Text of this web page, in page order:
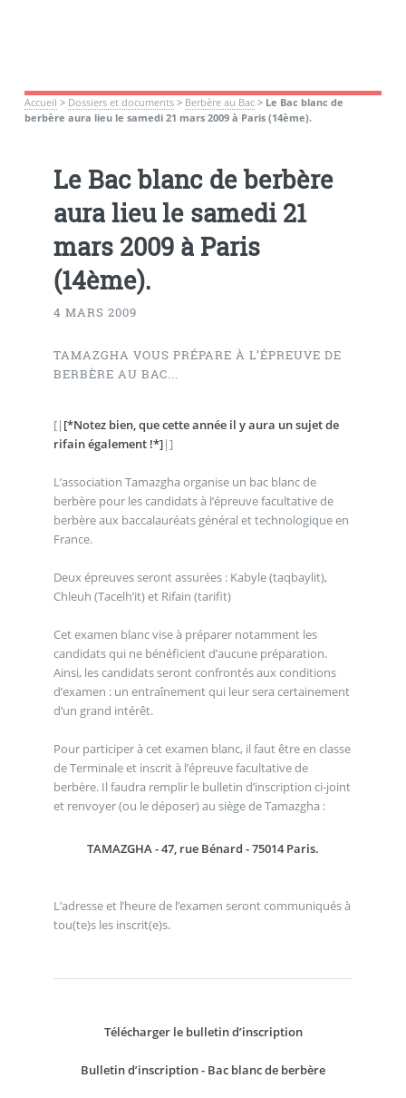
Accueil > Dossiers et documents> Berbère au Bac> Le Bac blanc de
berbère aura lieu le samedi 21 mars 2009 à Paris (14ème).
Le Bac blanc de berbère
aura lieu le samedi 21
mars 2009 à Paris
(14ème).
4 MARS 2009
TAMAZGHA VOUS PRÉPARE À L’ÉPREUVE DE
BERBÈRE AU BAC...
[| [*Notez bien, que cette année il y aura un sujet de
rifain également !*]|]
L’association Tamazgha organise un bac blanc de
berbère pour les candidats à l’épreuve facultative de
berbère aux baccalauréats général et technologique en
France.
Deux épreuves seront assurées : Kabyle (taqbaylit),
Chleuh (Tacelh’it) et Rifain (tarifit)
Cet examen blanc vise à préparer notamment les
candidats qui ne bénéficient d’aucune préparation.
Ainsi, les candidats seront confrontés aux conditions
d’examen : un entraînement qui leur sera certainement
d’un grand intérêt.
Pour participer à cet examen blanc, il faut être en classe
de Terminale et inscrit à l’épreuve facultative de
berbère. Il faudra remplir le bulletin d’inscription ci-joint
et renvoyer (ou le déposer) au siège de Tamazgha :
TAMAZGHA - 47, rue Bénard - 75014 Paris.
L’adresse et l’heure de l’examen seront communiqués à
tou(te)s les inscrit(e)s.
Télécharger le bulletin d’inscription
Bulletin d’inscription - Bac blanc de berbère